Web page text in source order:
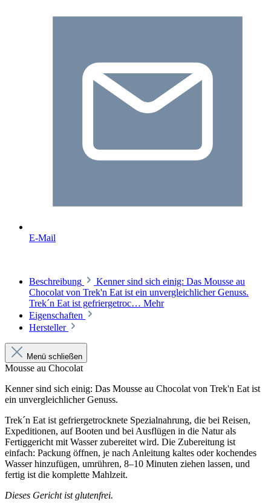
E-Mail
Beschreibung
Kenner sind sich einig: Das Mousse au
Chocolat von Trek'n Eat ist ein unvergleichlicher Genuss.
Trek´n Eat ist gefriergetroc… Mehr
Eigenschaften
Hersteller
Menü schließen
Mousse au Chocolat
Kenner sind sich einig: Das Mousse au Chocolat von Trek'n Eat ist
ein unvergleichlicher Genuss.
Trek´n Eat ist gefriergetrocknete Spezialnahrung, die bei Reisen,
Expeditionen, auf Booten und bei Ausflügen in die Natur als
Fertiggericht mit Wasser zubereitet wird. Die Zubereitung ist
einfach: Packung öffnen, je nach Anleitung kaltes oder kochendes
Wasser hinzufügen, umrühren, 8–10 Minuten ziehen lassen, und
fertig ist die komplette Mahlzeit.
Dieses Gericht ist glutenfrei.